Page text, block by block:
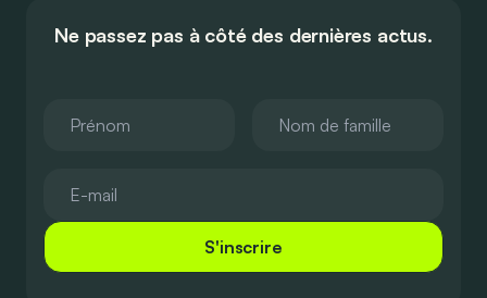
Ne passez pas à côté des dernières actus.
S'inscrire